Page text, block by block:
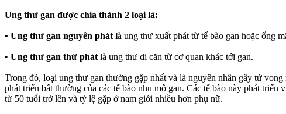
Ung thư gan được chia thành 2 loại là:
• Ung thư gan nguyên phát là ung thư xuất phát từ tế bào gan hoặc ống
• Ung thư gan thứ phát là ung thư di căn từ cơ quan khác tới gan.
Trong đó, loại ung thư gan thường gặp nhất và là nguyên nhân gây tử
phát triển bất thường của các tế bào nhu mô gan. Các tế bào này phát
từ 50 tuổi trở lên và tỷ lệ gặp ở nam giới nhiều hơn phụ nữ.